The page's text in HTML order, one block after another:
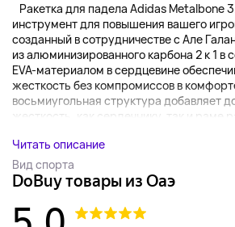
Ракетка для падела Adidas Metalbone
инструмент для повышения вашего
созданный в сотрудничестве с Але
из алюминизированного карбона 2 к 1 в
EVA-материалом в сердцевине
жесткость без компромиссов в
восьмиугольная структура добавляет
жесткость, как сердечнику, так и раме
Читать описание
Вид спорта